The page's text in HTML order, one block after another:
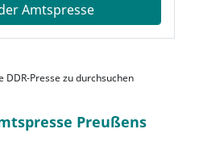
Amtspresse
DDR-Presse zu durchsuchen
Preußens